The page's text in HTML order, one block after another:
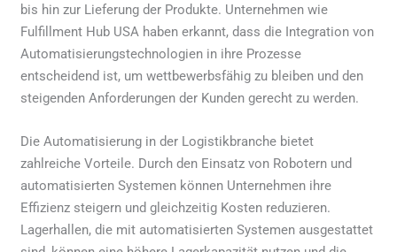
bis hin zur Lieferung der Produkte. Unternehmen wie
Fulfillment Hub USA haben erkannt, dass die Integration von
Automatisierungstechnologien in ihre Prozesse
entscheidend ist, um wettbewerbsfähig zu bleiben und den
steigenden Anforderungen der Kunden gerecht zu werden.
Die Automatisierung in der Logistikbranche bietet
zahlreiche Vorteile. Durch den Einsatz von Robotern und
automatisierten Systemen können Unternehmen ihre
Effizienz steigern und gleichzeitig Kosten reduzieren.
Lagerhallen, die mit automatisierten Systemen ausgestattet